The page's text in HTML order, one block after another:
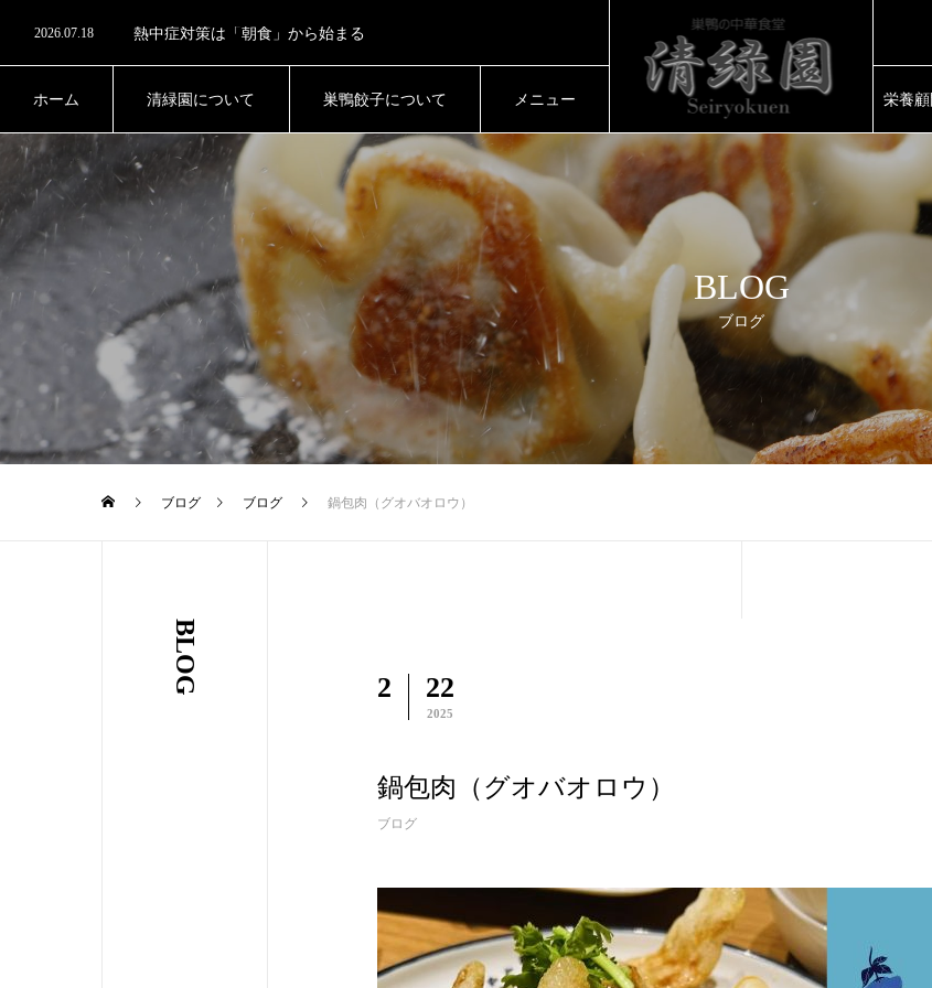
ホーム 清緑園について 巣鴨餃子について メニュー 栄養
2026.07.18 熱中症対策は「朝食」から始まる
2026.06.13 未来への栄養投資
BLOG
ブログ
ブログ ブログ 鍋包肉（グオバオロウ）
BLOG 2 22
2025
鍋包肉（グオバオロウ）
ブログ